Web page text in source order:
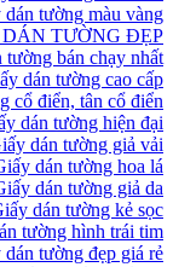
dán tường màu vàng
TƯỜNG ĐẸP
tường bán chạy nhất
dán tường cao cấp
cổ điển, tân cổ điển
dán tường hiện đại
dán tường giả vải
dán tường hoa lá
dán tường giả da
dán tường kẻ sọc
tường hình trái tim
dán tường đẹp giá rẻ